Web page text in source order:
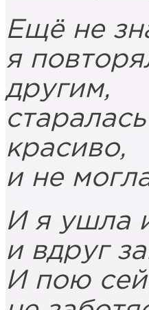
Ещё не
я
другим,
красиво,
и не
И я ушла
и вдруг
И пою